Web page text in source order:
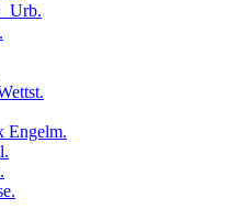
Urb.
Engelm.